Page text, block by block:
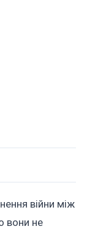
війни між
вони не